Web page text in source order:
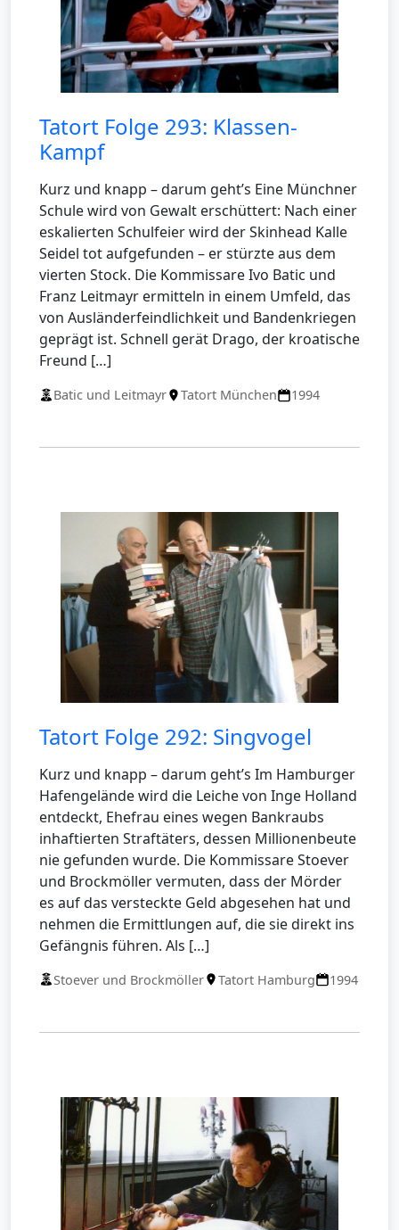
Tatort Folge 293: Klassen-
Kampf
Kurz und knapp – darum geht’s Eine Münchner
Schule wird von Gewalt erschüttert: Nach einer
eskalierten Schulfeier wird der Skinhead Kalle
Seidel tot aufgefunden – er stürzte aus dem
vierten Stock. Die Kommissare Ivo Batic und
Franz Leitmayr ermitteln in einem Umfeld, das
von Ausländerfeindlichkeit und Bandenkriegen
geprägt ist. Schnell gerät Drago, der kroatische
Freund […]
Batic und Leitmayr Tatort München 1994
Tatort Folge 292: Singvogel
Kurz und knapp – darum geht’s Im Hamburger
Hafengelände wird die Leiche von Inge Holland
entdeckt, Ehefrau eines wegen Bankraubs
inhaftierten Straftäters, dessen Millionenbeute
nie gefunden wurde. Die Kommissare Stoever
und Brockmöller vermuten, dass der Mörder
es auf das versteckte Geld abgesehen hat und
nehmen die Ermittlungen auf, die sie direkt ins
Gefängnis führen. Als […]
Stoever und Brockmöller Tatort Hamburg 1994